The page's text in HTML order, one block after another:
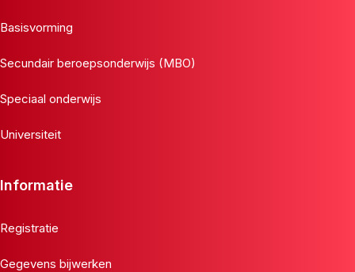
Basisvorming
Secundair beroepsonderwijs (MBO)
Speciaal onderwijs
Universiteit
Informatie
Registratie
Gegevens bijwerken